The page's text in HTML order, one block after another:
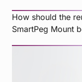
How should the
SmartPeg Mount